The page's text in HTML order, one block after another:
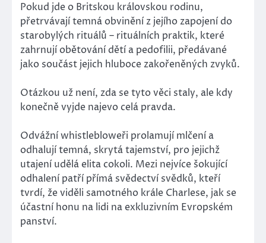
Pokud jde o Britskou královskou rodinu,
přetrvávají temná obvinění z jejího zapojení do
starobylých rituálů – rituálních praktik, které
zahrnují obětování dětí a pedofilii, předávané
jako součást jejich hluboce zakořeněných zvyků.
Otázkou už není, zda se tyto věci staly, ale kdy
konečně vyjde najevo celá pravda.
Odvážní whistlebloweři prolamují mlčení a
odhalují temná, skrytá tajemství, pro jejichž
utajení udělá elita cokoli. Mezi nejvíce šokující
odhalení patří přímá svědectví svědků, kteří
tvrdí, že viděli samotného krále Charlese, jak se
účastní honu na lidi na exkluzivním Evropském
panství.